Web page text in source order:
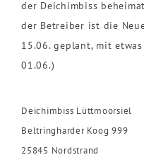
der Deichimbiss
der Betreiber ist die
15.06. geplant, mit
01.06.)
Deichimbiss Lüttmoorsiel
Beltringharder Koog 999
25845 Nordstrand